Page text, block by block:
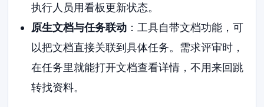
执行人员用看板更新状态。
原生文档与任务联动：工具自带文档功能，可
以把文档直接关联到具体任务。需求评审时，
在任务里就能打开文档查看详情，不用来回跳
转找资料。